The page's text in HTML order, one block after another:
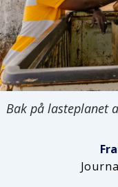
Bak på lasteplanet av Toyota Hilux-en knekker João Quadé en nøtt med